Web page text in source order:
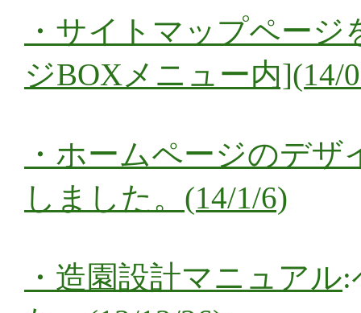
・ サイトマップページ
ジBOXメニュー内](14/
・ ホームページのデザ
しました。(14/1/6)
・ 造園設計マニュアル: